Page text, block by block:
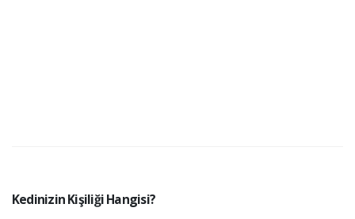
Kedinizin Kişiliği Hangisi?